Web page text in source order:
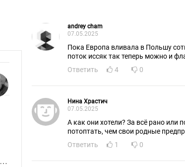
andrey cham
07.05.2025
Пока Европа вливала в Польшу
поток иссяк так теперь можно и
Ответить
4 0
Нина Храстич
07.05.2025
А как они хотели? За всё рано или
потоптать, чем свои родные
Ответить
1 0